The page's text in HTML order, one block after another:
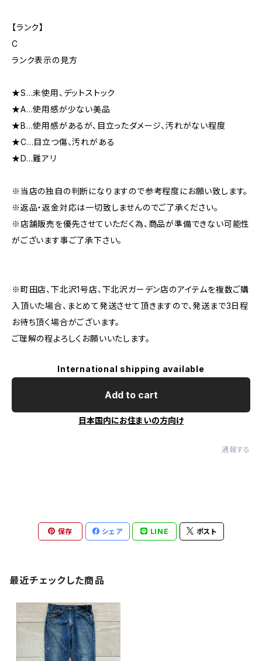
【ランク】
C
ランク表示の見方
★S…未使用、デットストック
★A…使用感が少ない美品
★B…使用感があるが、目立ったダメージ、汚れがない程度
★C…目立つ傷、汚れがある
★D…難アリ
※当店の独自の判断になりますので参考程度にお願い致します。
※返品・返金対応は一切致しませんのでご了承ください。
※店舗販売を優先させていただく為、商品が準備できない可能性
がございます事ご了承下さい。
※町田店、下北沢1号店、下北沢ガーデン店のアイテムを複数ご購
入頂いた場合、まとめて発送させて頂きますので、発送まで3日程
お待ち頂く場合がございます。
ご理解の程よろしくお願いいたします。
International shipping available
Add to cart
日本国内にお住まいの方向け
通報する
保存 シェア LINE ポスト
最近チェックした商品